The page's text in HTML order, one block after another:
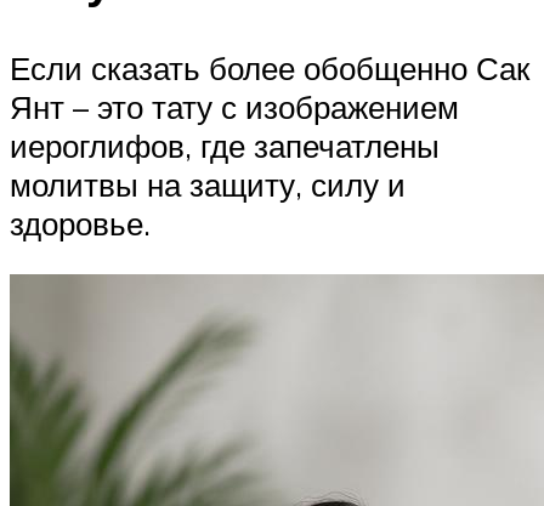
Если сказать более обобщенно Сак
Янт – это тату с изображением
иероглифов, где запечатлены
молитвы на защиту, силу и
здоровье.